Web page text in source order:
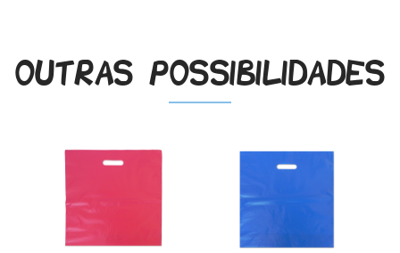
Outras possibilidades